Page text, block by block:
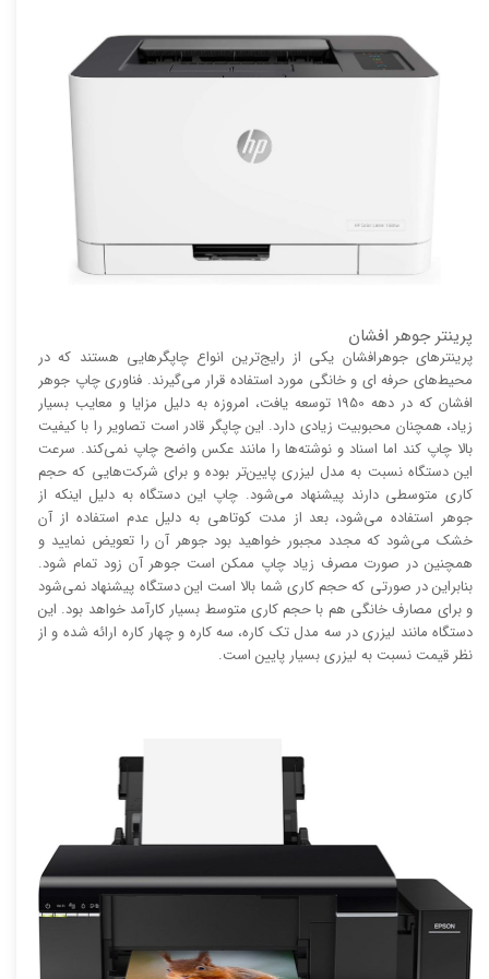
پرینتر جوهر افشان
پرینتر‌های جوهرافشان یکی از رایج‌ترین انواع چاپگر‌هایی هستند که در
محیط‌های حرفه ای و خانگی مورد استفاده قرار می‌گیرند. فناوری چاپ جوهر
افشان که در دهه 1950 توسعه یافت، امروزه به دلیل مزایا و معایب بسیار
زیاد، همچنان محبوبیت زیادی دارد. این چاپگر قادر است تصاویر را با کیفیت
بالا چاپ کند اما اسناد و نوشته‌ها را مانند عکس واضح چاپ نمی‌کند. سرعت
این دستگاه نسبت به مدل لیزری پایین‌تر بوده و برای شرکت‌هایی که حجم
کاری متوسطی دارند پیشنهاد می‌شود. چاپ این دستگاه به دلیل اینکه از
جوهر استفاده می‌شود، بعد از مدت کوتاهی به دلیل عدم استفاده از آن
خشک می‌شود که مجدد مجبور خواهید بود جوهر آن را تعویض نمایید و
همچنین در صورت مصرف زیاد چاپ ممکن است جوهر آن زود تمام شود.
بنابراین در صورتی که حجم کاری شما بالا است این دستگاه پیشنهاد نمی‌شود
و برای مصارف خانگی هم با حجم کاری متوسط بسیار کارآمد خواهد بود. این
دستگاه مانند لیزری در سه مدل تک کاره، سه کاره و چهار کاره ارائه شده و از
نظر قیمت نسبت به لیزری بسیار پایین است.